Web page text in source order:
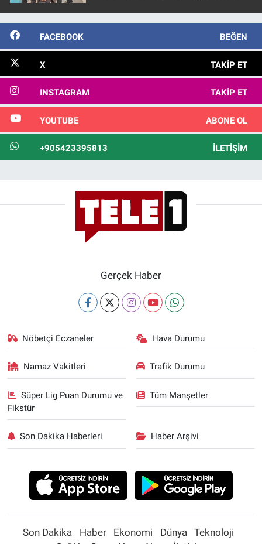
FACEBOOK BEĞEN
X TAKIP ET
INSTAGRAM TAKIP ET
YOUTUBE ABONE OL
+905423395813 İLETIŞIM
Gerçek Haber
Nöbetçi Eczaneler Hava Durumu
Namaz Vakitleri Trafik Durumu
Süper Lig Puan Durumu ve
Fikstür
Tüm Manşetler
Son Dakika Haberleri Haber Arşivi
Son Dakika Haber Ekonomi Dünya
Teknoloji